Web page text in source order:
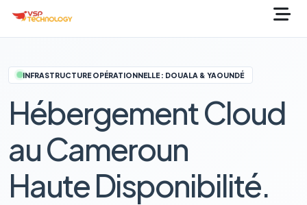
INFRASTRUCTURE OPÉRATIONNELLE : DOUALA & YAOUNDÉ
Hébergement Cloud
au Cameroun
Haute Disponibilité.